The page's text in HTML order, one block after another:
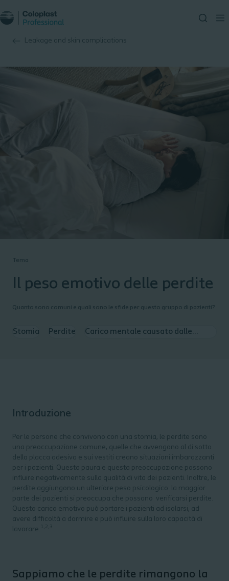
Leakage and skin complications
Tema
Il peso emotivo delle perdite
Quanto sono comuni e quali sono le sfide per questo gruppo di pazienti?
Stomia Perdite
Carico mentale causato dalle
Introduzione
Per le persone che convivono con una stomia, le perdite sono
una preoccupazione comune, quelle che avvengono al di sotto
della placca adesiva e sui vestiti creano situazioni imbarazzanti
per i pazienti. Questa paura e questa preoccupazione possono
influire negativamente sulla qualità di vita dei pazienti. Inoltre, le
perdite aggiungono un ulteriore peso psicologico: la maggior
parte dei pazienti si preoccupa che possano verificarsi perdite.
Questo carico emotivo può portare i pazienti ad isolarsi, ad
avere difficoltà a dormire e può influire sulla loro capacità di
lavorare.
1,2,3
Sappiamo che le perdite rimangono la